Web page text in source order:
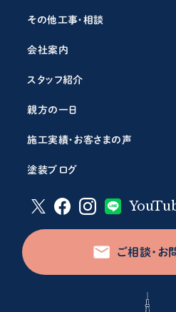
その他工事・相談
会社案内
スタッフ紹介
親方の一日
施工実績・お客さまの声
塗装ブログ
ご相談・お